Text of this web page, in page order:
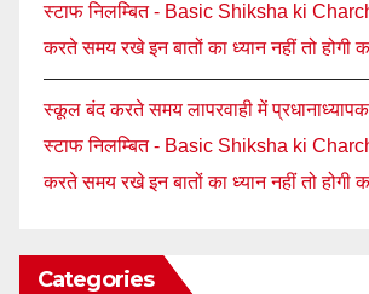
स्टाफ निलम्बित - Basic Shiksha ki
करते समय रखे इन बातों का ध्यान नहीं तो होगी
स्कूल बंद करते समय लापरवाही में
स्टाफ निलम्बित - Basic Shiksha ki
करते समय रखे इन बातों का ध्यान नहीं तो होगी
Categories